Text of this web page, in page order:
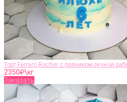
Торт Ferrero Rocher c пряником ручной
2350₽\кг
Заказать